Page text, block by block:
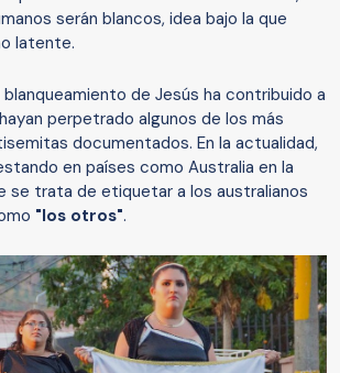
serán blancos, idea bajo la que
latente.
de Jesús ha contribuido a
perpetrado algunos de los más
documentados. En la actualidad,
en países como Australia en la
se trata de etiquetar a los australianos
"los otros".